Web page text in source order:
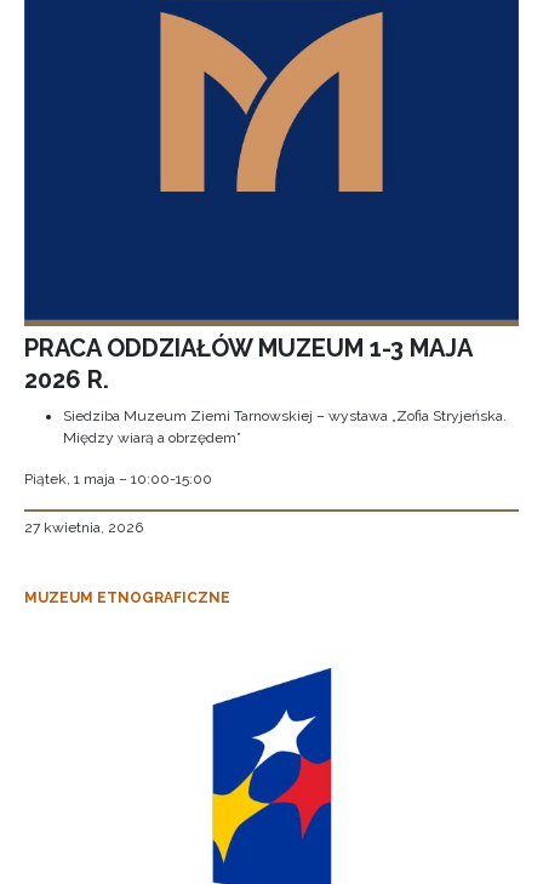
PRACA ODDZIAŁÓW MUZEUM 1-3 MAJA
2026 R.
Siedziba Muzeum Ziemi Tarnowskiej – wystawa „Zofia Stryjeńska.
Między wiarą a obrzędem”
Piątek, 1 maja – 10:00-15:00
27 kwietnia, 2026
MUZEUM ETNOGRAFICZNE